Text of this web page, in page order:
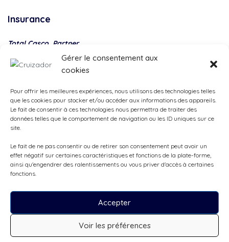
Gérer le consentement aux
cookies
Pour offrir les meilleures expériences, nous utilisons des technologies telles
que les cookies pour stocker et/ou accéder aux informations des appareils.
Le fait de consentir à ces technologies nous permettra de traiter des
données telles que le comportement de navigation ou les ID uniques sur ce
site.
Le fait de ne pas consentir ou de retirer son consentement peut avoir un
effet négatif sur certaines caractéristiques et fonctions de la plate-forme,
ainsi qu'engendrer des ralentissements ou vous priver d'accès à certaines
fonctions.
Accepter
Voir les préférences
Insurance
Total Casco, Partner
payment
Tous droits réservés, ©Cruizador 2026